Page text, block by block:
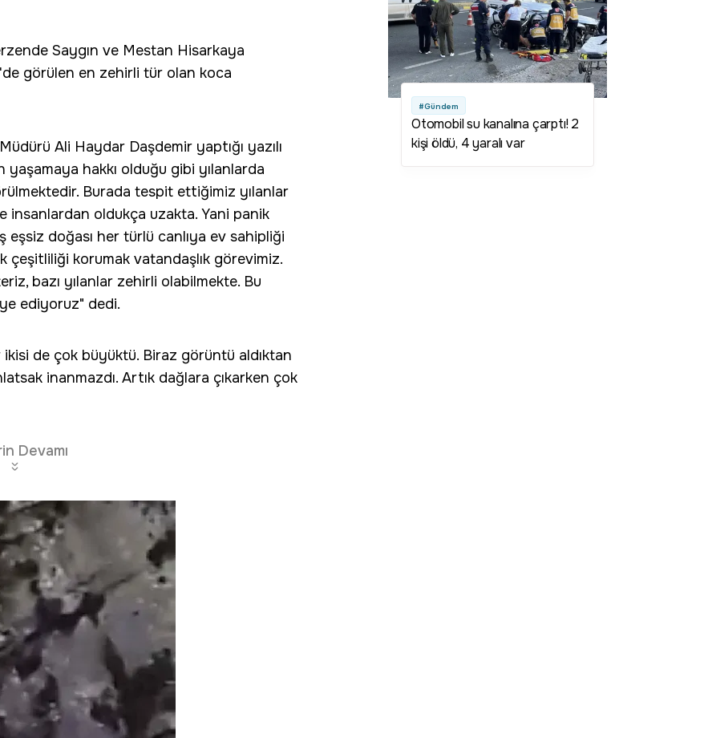
Saygın ve Mestan Hisarkaya
görülen en zehirli tür olan koca
Ali Haydar Daşdemir yaptığı yazılı
yaşamaya hakkı olduğu gibi yılanlarda
Burada tespit ettiğimiz yılanlar
insanlardan oldukça uzakta. Yani panik
doğası her türlü canlıya ev sahipliği
çeşitliliği korumak vatandaşlık görevimiz.
bazı yılanlar zehirli olabilmekte. Bu
ediyoruz" dedi.
ikisi de çok büyüktü. Biraz görüntü aldıktan
inanmazdı. Artık dağlara çıkarken çok
Devamı
#Gündem
Otomobil su kanalına çarptı! 2
kişi öldü, 4 yaralı var